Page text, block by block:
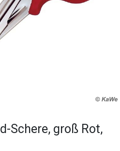
Schere, groß Rot,